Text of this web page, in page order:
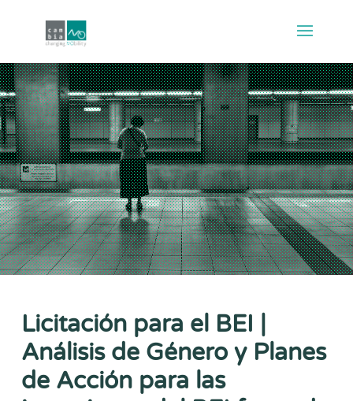
Licitación para el BEI |
Análisis de Género y Planes
de Acción para las